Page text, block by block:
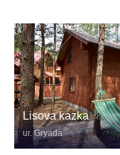
Lisova kazka
ur. Gryada